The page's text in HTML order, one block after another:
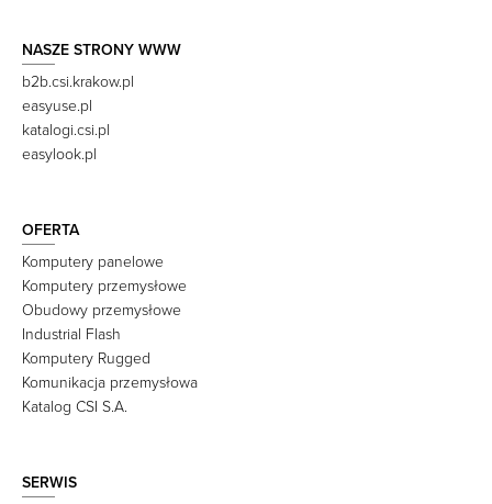
NASZE STRONY WWW
b2b.csi.krakow.pl
easyuse.pl
katalogi.csi.pl
easylook.pl
OFERTA
Komputery panelowe
Komputery przemysłowe
Obudowy przemysłowe
Industrial Flash
Komputery Rugged
Komunikacja przemysłowa
Katalog CSI S.A.
SERWIS